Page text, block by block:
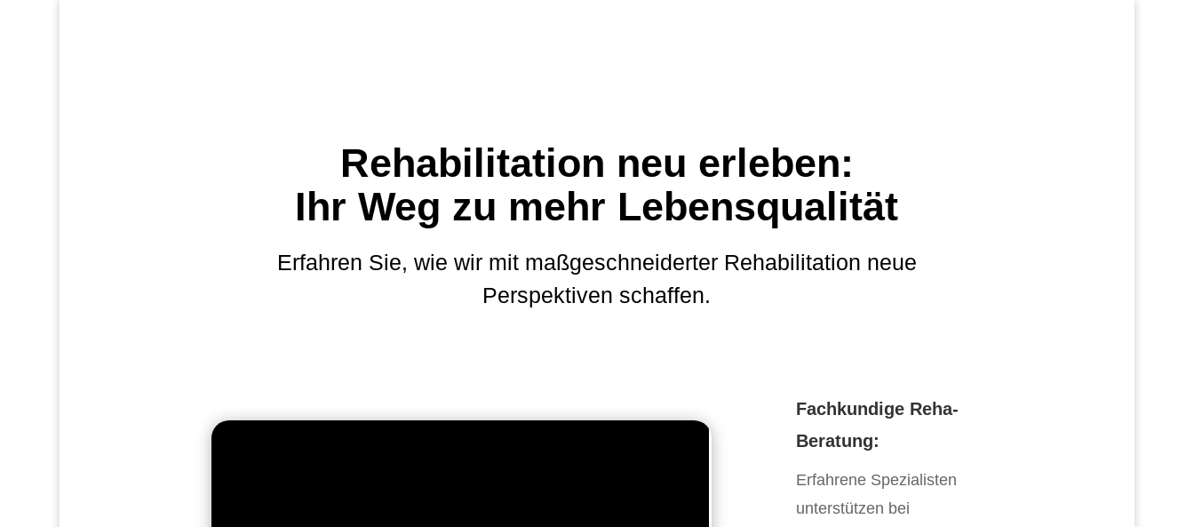
Rehabilitation neu erleben:
Ihr Weg zu mehr Lebensqualität
Erfahren Sie, wie wir mit maßgeschneiderter Rehabilitation neue
Perspektiven schaffen.
Fachkundige Reha-
Beratung:
Erfahrene Spezialisten
unterstützen bei